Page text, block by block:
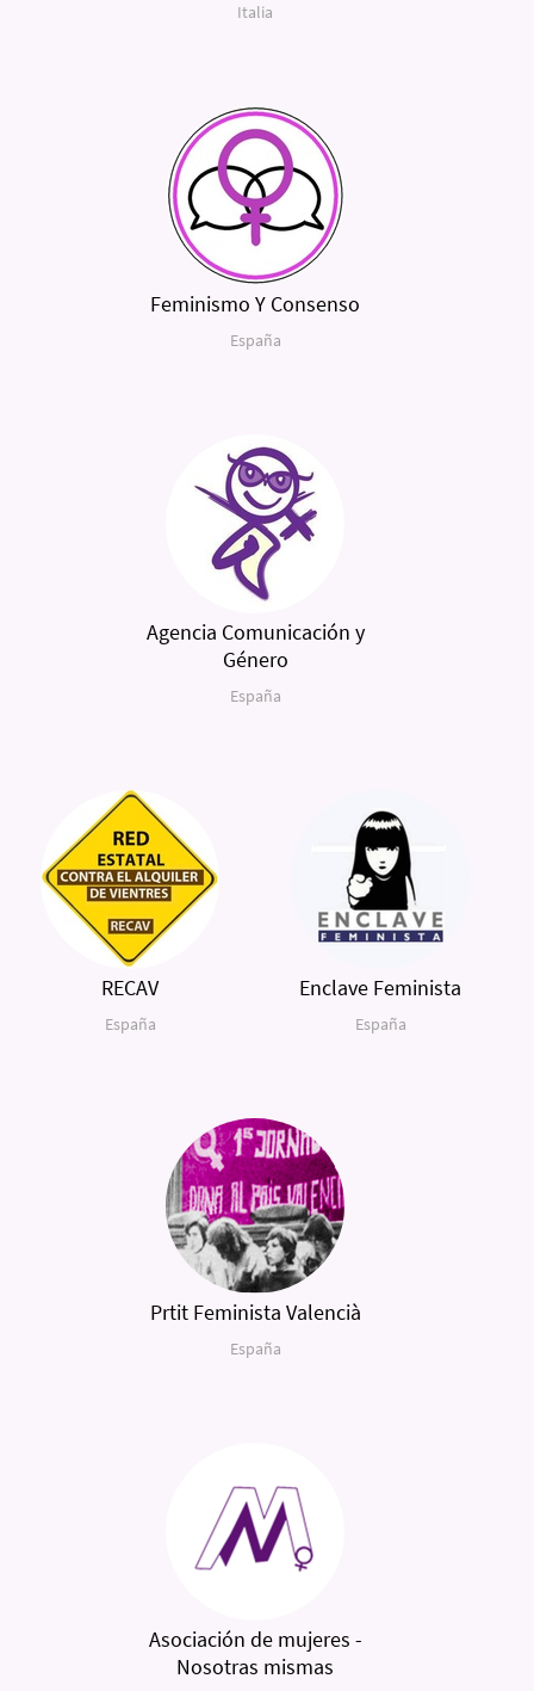
Italia
Feminismo Y Consenso
España
Agencia Comunicación y
Género
España
RECAV
España
Enclave Feminista
España
Prtit Feminista Valencià
España
Asociación de mujeres -
Nosotras mismas